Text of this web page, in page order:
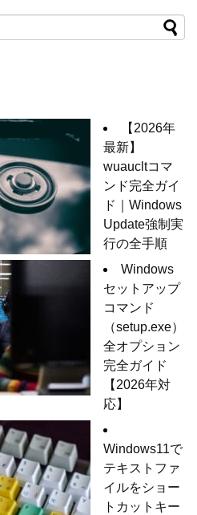
【2026年
最新】
wuaucltコマ
ンド完全ガイ
ド｜Windows
Update強制実
行の全手順
Windows
セットアップ
コマンド
（setup.exe）
全オプション
完全ガイド
【2026年対
応】
Windows11で
テキストファ
イルをショー
トカットキー